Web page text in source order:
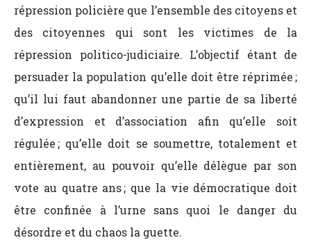
répression policière que l’ensemble des citoyens et
des citoyennes qui sont les victimes de la
répression politico-judiciaire. L’objectif étant de
persuader la population qu’elle doit être réprimée ;
qu’il lui faut abandonner une partie de sa liberté
d’expression et d’association afin qu’elle soit
régulée ; qu’elle doit se soumettre, totalement et
entièrement, au pouvoir qu’elle délègue par son
vote au quatre ans ; que la vie démocratique doit
être confinée à l’urne sans quoi le danger du
désordre et du chaos la guette.